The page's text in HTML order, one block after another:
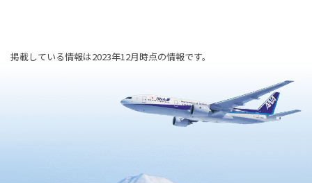
掲載している情報は2023年12月時点の情報です。